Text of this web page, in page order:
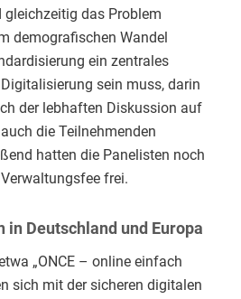
das Problem
demografischen Wandel
ein zentrales
sein muss, darin
der lebhaften Diskussion auf
die Teilnehmenden
hatten die Panelisten noch
frei.
Deutschland und Europa
„ONCE – online einfach
sich mit der sicheren digitalen